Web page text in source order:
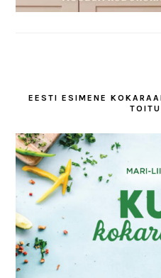
EESTI ESIMENE